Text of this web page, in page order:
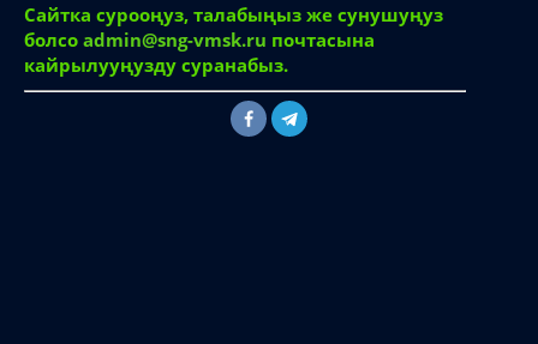
Сайтка сурооңуз, талабыңыз же сунушуңуз
болсо admin@sng-vmsk.ru почтасына
кайрылууңузду суранабыз.